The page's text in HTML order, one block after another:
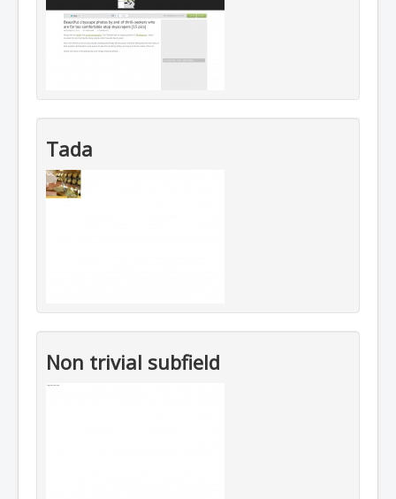
Tada
Non trivial subfield